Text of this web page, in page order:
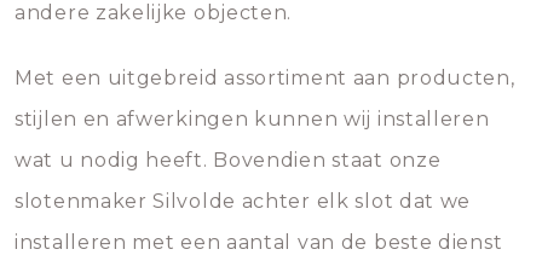
andere zakelijke objecten.
Met een uitgebreid assortiment aan producten,
stijlen en afwerkingen kunnen wij installeren
wat u nodig heeft. Bovendien staat onze
slotenmaker Silvolde achter elk slot dat we
installeren met een aantal van de beste dienst